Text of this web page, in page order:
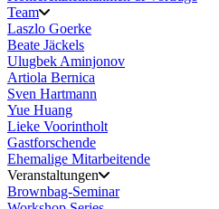
Team
Laszlo Goerke
Beate Jäckels
Ulugbek Aminjonov
Artiola Bernica
Sven Hartmann
Yue Huang
Lieke Voorintholt
Gastforschende
Ehemalige Mitarbeitende
Veranstaltungen
Brownbag-Seminar